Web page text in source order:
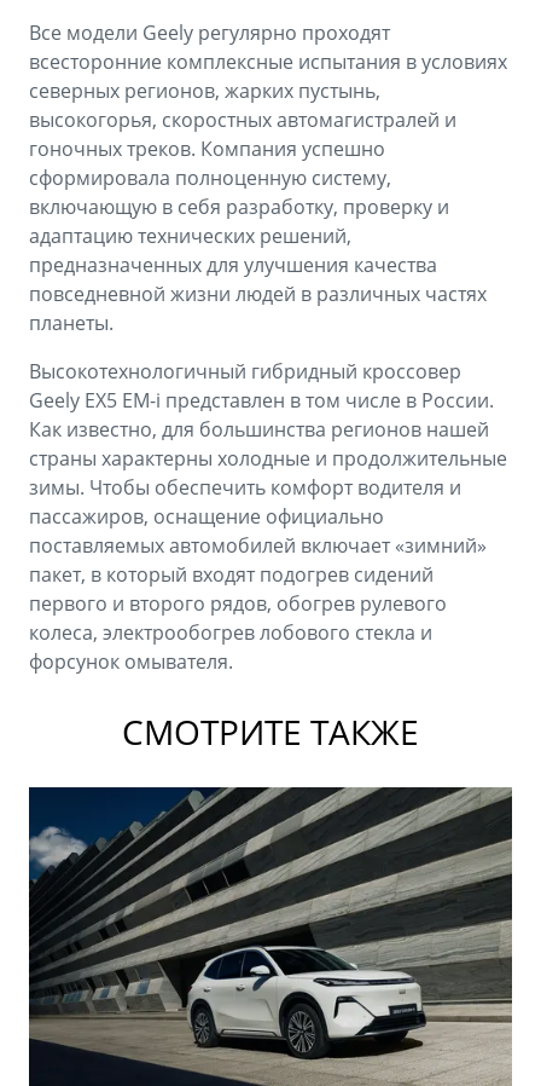
Все модели Geely регулярно проходят
всесторонние комплексные испытания в условиях
северных регионов, жарких пустынь,
высокогорья, скоростных автомагистралей и
гоночных треков. Компания успешно
сформировала полноценную систему,
включающую в себя разработку, проверку и
адаптацию технических решений,
предназначенных для улучшения качества
повседневной жизни людей в различных частях
планеты.
Высокотехнологичный гибридный кроссовер
Geely EX5 EM-i представлен в том числе в России.
Как известно, для большинства регионов нашей
страны характерны холодные и продолжительные
зимы. Чтобы обеспечить комфорт водителя и
пассажиров, оснащение официально
поставляемых автомобилей включает «зимний»
пакет, в который входят подогрев сидений
первого и второго рядов, обогрев рулевого
колеса, электрообогрев лобового стекла и
форсунок омывателя.
СМОТРИТЕ ТАКЖЕ